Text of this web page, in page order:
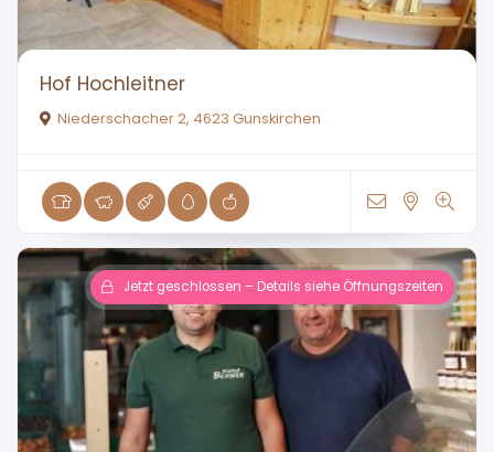
Hof Hochleitner
Niederschacher 2, 4623 Gunskirchen
Jetzt geschlossen – Details siehe Öffnungszeiten